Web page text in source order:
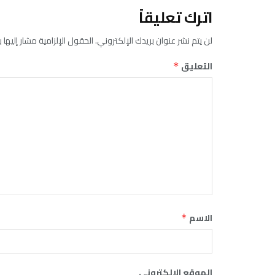
اترك تعليقاً
لن يتم نشر عنوان بريدك الإلكتروني.الحقول الإلزامية مشار إليها
التعليق *
الاسم *